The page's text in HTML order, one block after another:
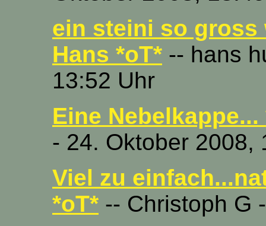
ein steini so gross
Hans *oT* -- hans
13:52 Uhr
Eine Nebelkappe...
- 24. Oktober 2008,
Viel zu
*oT* -- Christoph G